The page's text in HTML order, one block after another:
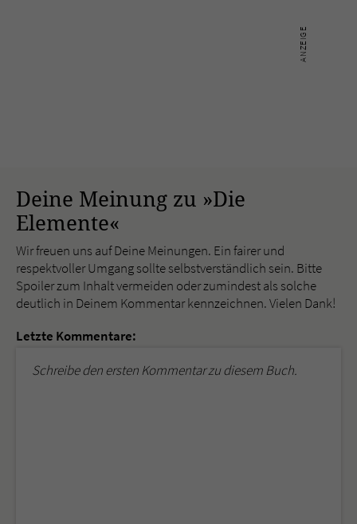
Deine Meinung zu »Die
Elemente«
Wir freuen uns auf Deine Meinungen. Ein fairer und
respektvoller Umgang sollte selbstverständlich sein. Bitte
Spoiler zum Inhalt vermeiden oder zumindest als solche
deutlich in Deinem Kommentar kennzeichnen. Vielen Dank!
Letzte Kommentare:
Schreibe den ersten Kommentar zu diesem Buch.